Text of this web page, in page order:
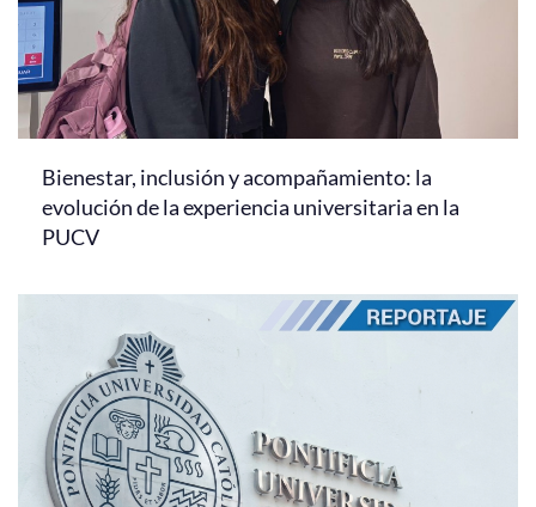
Bienestar, inclusión y acompañamiento: la
evolución de la experiencia universitaria en la
PUCV